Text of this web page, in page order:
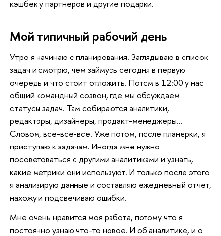
кэшбек у партнеров и другие подарки.
Мой типичный рабочий день
Утро я начинаю с планирования. Заглядываю в список
задач и смотрю, чем займусь сегодня в первую
очередь и что стоит отложить. Потом в 12:00 у нас
общий командный созвон, где мы обсуждаем
статусы задач. Там собираются аналитики,
редакторы, дизайнеры, продакт-менеджеры…
Словом, все-все-все. Уже потом, после планерки, я
приступаю к задачам. Иногда мне нужно
посоветоваться с другими аналитиками и узнать,
какие метрики они используют. И только после этого
я анализирую данные и составляю ежедневный отчет,
нахожу и подсвечиваю ошибки.
Мне очень нравится моя работа, потому что я
постоянно узнаю что-то новое. И об аналитике, и о